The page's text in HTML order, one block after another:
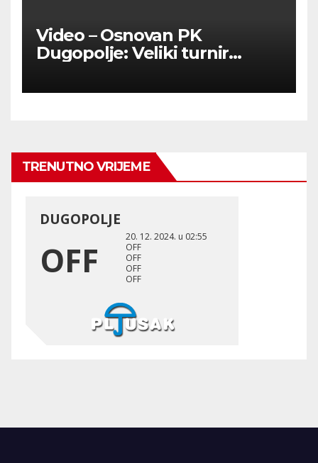
Video – Osnovan PK
Dugopolje: Veliki turnir
TRENUTNO VRIJEME